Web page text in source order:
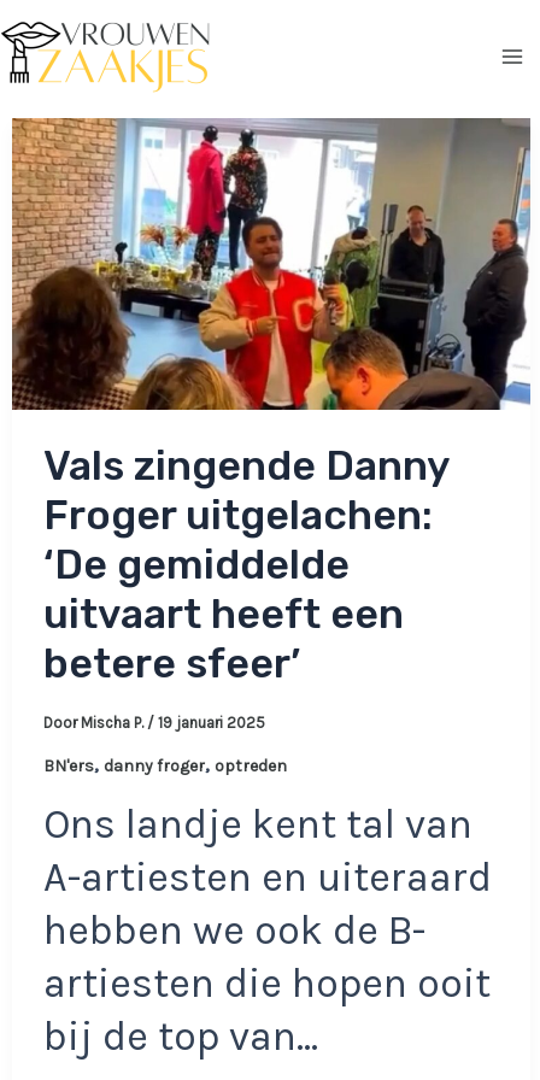
naar
de
Vals zingende Danny
Froger uitgelachen:
‘De gemiddelde
uitvaart heeft een
betere sfeer’
Door Mischa P. / 19 januari 2025
BN'ers, danny froger, optreden
Ons landje kent tal van
A-artiesten en uiteraard
hebben we ook de B-
artiesten die hopen ooit
bij de top van…